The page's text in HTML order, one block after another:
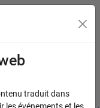
traduit dans